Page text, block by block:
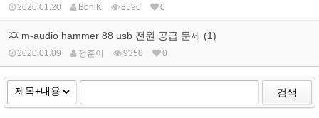
2020.01.20 BoniK 8590 0
m-audio hammer 88 usb 전원 공급 문제 (1)
2020.01.09 껑훈이 9350 0
검색